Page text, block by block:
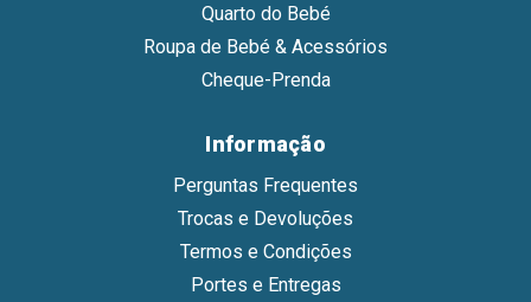
Quarto do Bebé
Roupa de Bebé & Acessórios
Cheque-Prenda
Informação
Perguntas Frequentes
Trocas e Devoluções
Termos e Condições
Portes e Entregas